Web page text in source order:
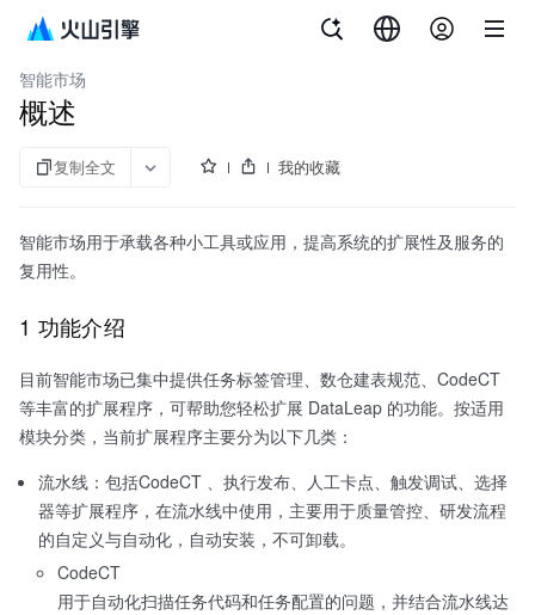
大数据研发治理套件
智能市场
概述
复制全文 我的收藏
智能市场用于承载各种小工具或应用，提高系统的扩展性及服务的
复用性。
1 功能介绍
目前智能市场已集中提供任务标签管理、数仓建表规范、CodeCT
等丰富的扩展程序，可帮助您轻松扩展 DataLeap 的功能。按适用
模块分类，当前扩展程序主要分为以下几类：
流水线：包括CodeCT 、执行发布、人工卡点、触发调试、选择
器等扩展程序，在流水线中使用，主要用于质量管控、研发流程
的自定义与自动化，自动安装，不可卸载。
CodeCT
用于自动化扫描任务代码和任务配置的问题，并结合流水线达